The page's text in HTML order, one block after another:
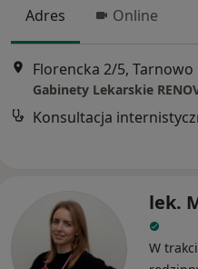
Adres Online
Florencka 2/5,
Gabinety Lekarskie
Konsultacja
lek.
W